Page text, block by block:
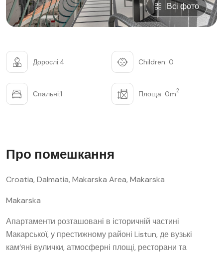
Всі фото
Дорослі:4 Children: 0
Спальні:1 Площа: 0m2
Про помешкання
Croatia, Dalmatia, Makarska Area, Makarska
Makarska
Апартаменти розташовані в історичній частині
Макарської, у престижному районі Listun, де вузькі
кам’яні вулички, атмосферні площі, ресторани та